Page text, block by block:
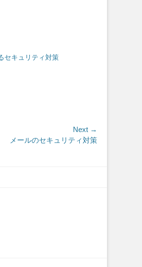
セキュリティ対策
Next →
メールのセキュリティ対策